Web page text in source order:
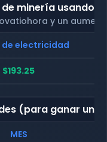
minería usando
y un
de electricidad
$193.25
(para ganar
MES